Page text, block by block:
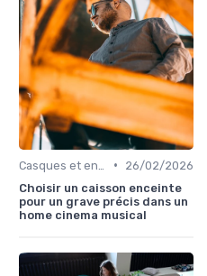
•
26/02/2026
Choisir un caisson enceinte
pour un grave précis dans un
home cinema musical